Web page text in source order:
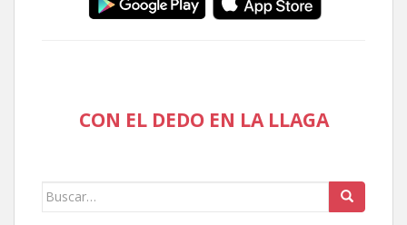
CON EL DEDO EN LA LLAGA
Buscar: